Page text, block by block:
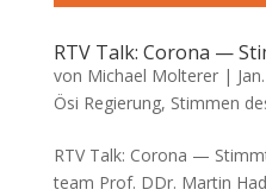
RTV Talk: Corona —
von Michael Molterer|
Ösi Regierung, Stimmen
RTV Talk: Corona —
team Prof. DDr. Mar­tin